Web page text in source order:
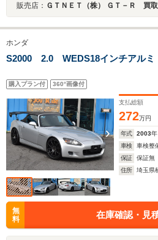
販売店： ＧＴＮＥＴ（株） ＧＴ－Ｒ 買取・スポー
ホンダ
S2000 2.0 WEDS18インチアル
購入プラン付 360°画像付
支払総額
272万円
年式 2003年
車検
車検整
保証
保証無
住所
埼玉県
無
料
在庫確認・見